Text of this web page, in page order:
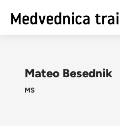
Mateo Besednik
MS